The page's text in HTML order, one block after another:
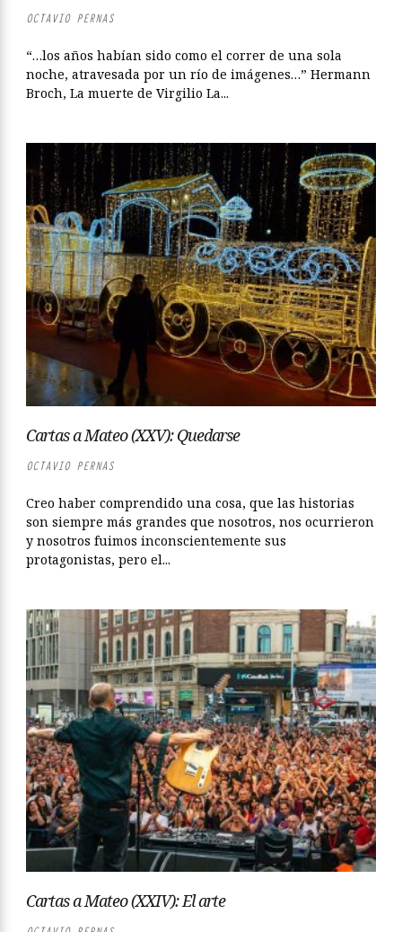
OCTAVIO PERNAS
“…los años habían sido como el correr de una sola
noche, atravesada por un río de imágenes…” Hermann
Broch, La muerte de Virgilio La...
Cartas a Mateo (XXV): Quedarse
OCTAVIO PERNAS
Creo haber comprendido una cosa, que las historias
son siempre más grandes que nosotros, nos ocurrieron
y nosotros fuimos inconscientemente sus
protagonistas, pero el...
Cartas a Mateo (XXIV): El arte